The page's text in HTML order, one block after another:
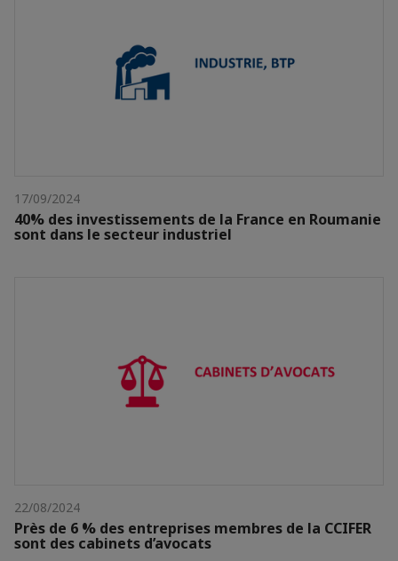
17/09/2024
40% des investissements de la France en Roumanie
sont dans le secteur industriel
22/08/2024
Près de 6 % des entreprises membres de la CCIFER
sont des cabinets d’avocats